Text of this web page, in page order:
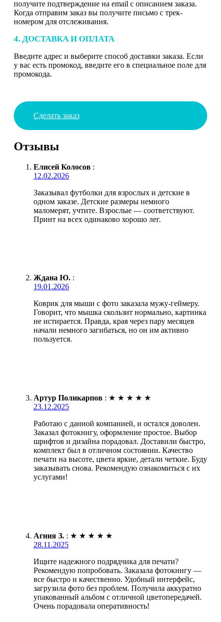
получите подтверждение на email с описанием заказа.
Когда отправим заказ вы получите письмо с трек-
номером для отслеживания.
4. ДОСТАВКА И ОПЛАТА
Введите адрес и выберите способ доставки заказа. Если
у вас есть промокод, введите его в специальное поле для
промокода.
Сделать заказ
Отзывы
Елисей Колосов :
12.02.2026
Заказывал футболки для взрослых и детские в
одном заказе. Детские размеры немного
маломерят, учтите. Взрослые — соответствуют.
Принт на всех одинаково хорошо лег.
Ждана Ю. :
19.01.2026
Коврик для мыши с фото заказала мужу-геймеру.
Говорит, что мышка скользит нормально, картинка
не истирается. Правда, края через пару месяцев
начали немного загибаться, но он им активно
пользуется.
Артур Поликарпов : ★ ★ ★ ★ ★
23.12.2025
Работаю с данной компанией, и остался доволен.
Заказал фотокнигу, оформление простое. Выбор
шрифтов и дизайна порадовал. Доставили быстро,
комплект был в отличном состоянии. Качество
печати на высоте, цвета яркие, детали четкие. Буду
заказывать снова. Рекомендую ознакомиться с их
услугами!
Агния З. : ★ ★ ★ ★ ★
28.11.2025
Ищите надежного подрядчика для печати?
Рекомендую попробовать. Заказала фотокнигу —
все быстро и качественно. Удобный интерфейс,
загрузила фото без проблем. Получила аккуратно
упакованный альбом с отличной цветопередачей.
Очень порадовала оперативность!